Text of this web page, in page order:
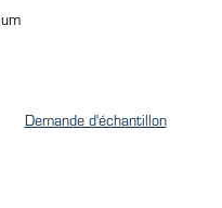
Demande d'échantillon